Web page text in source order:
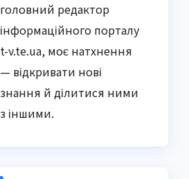
головний редактор
інформаційного порталу
t-v.te.ua, моє натхнення
— відкривати нові
знання й ділитися ними
з іншими.